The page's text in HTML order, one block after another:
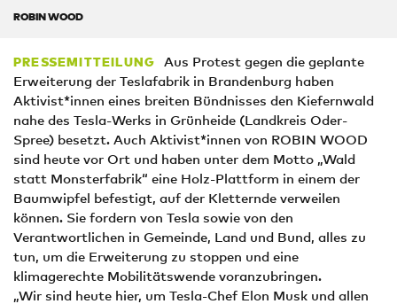
ROBIN WOOD
PRESSEMITTEILUNG
Aus Protest gegen die geplante
Erweiterung der Teslafabrik in Brandenburg haben
Aktivist*innen eines breiten Bündnisses den Kiefernwald
nahe des Tesla-Werks in Grünheide (Landkreis Oder-
Spree) besetzt. Auch Aktivist*innen von ROBIN WOOD
sind heute vor Ort und haben unter dem Motto „Wald
statt Monsterfabrik“ eine Holz-Plattform in einem der
Baumwipfel befestigt, auf der Kletternde verweilen
können. Sie fordern von Tesla sowie von den
Verantwortlichen in Gemeinde, Land und Bund, alles zu
tun, um die Erweiterung zu stoppen und eine
klimagerechte Mobilitätswende voranzubringen.
„Wir sind heute hier, um Tesla-Chef Elon Musk und allen